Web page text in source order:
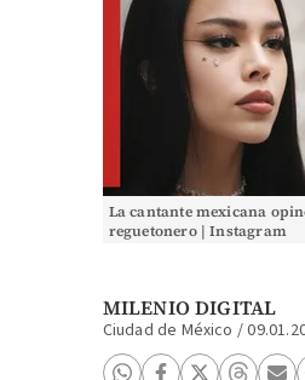
La cantante mexicana
reguetonero | Instagram
MILENIO DIGITAL
Ciudad de México /